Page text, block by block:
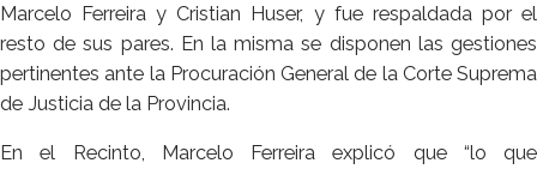
Marcelo Ferreira y Cristian Huser, y fue respaldada por el
resto de sus pares. En la misma se disponen las gestiones
pertinentes ante la Procuración General de la Corte Suprema
de Justicia de la Provincia.
En el Recinto, Marcelo Ferreira explicó que “lo que